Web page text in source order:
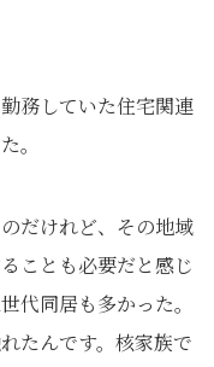
務していた住宅関連
。
だけれど、その地域
ことも必要だと感じ
代同居も多かった。
たんです。核家族で